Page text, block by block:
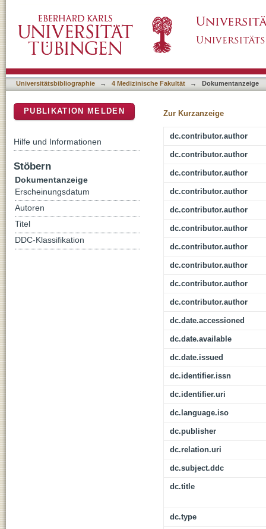
Data and a Systematic Review
Universitätsbibliographie → 4 Medizinische Fakultät → Dokumentanzeige
Zur Kurzanzeige
dc.contributor.author
dc.contributor.author
dc.contributor.author
dc.contributor.author
dc.contributor.author
dc.contributor.author
dc.contributor.author
dc.contributor.author
dc.contributor.author
dc.contributor.author
dc.date.accessioned
dc.date.available
dc.date.issued
dc.identifier.issn
dc.identifier.uri
dc.language.iso
dc.publisher
dc.relation.uri
dc.subject.ddc
dc.title
dc.type
PUBLIKATION MELDEN
Hilfe und Informationen
Stöbern
Dokumentanzeige
Erscheinungsdatum
Autoren
Titel
DDC-Klassifikation